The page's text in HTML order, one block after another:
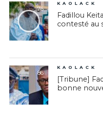
76
KAOLACK
Fadillou
contesté au
86
KAOLACK
[Tribune]
bonne